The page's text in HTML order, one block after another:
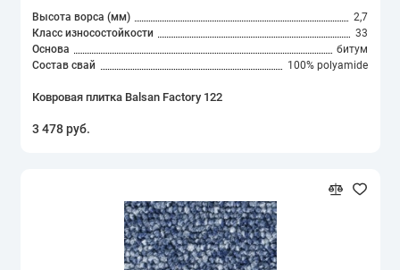
Высота ворса (мм)
2,7
Класс износостойкости
33
Основа
битум
Состав свай
100% polyamide
Ковровая плитка Balsan Factory 122
3 478 руб.